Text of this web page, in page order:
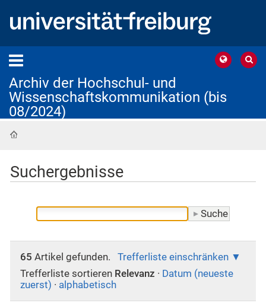
Archiv der Hochschul- und
Wissenschaftskommunikation (bis
08/2024)
Suchergebnisse
65 Artikel gefunden.
Trefferliste einschränken
Trefferliste sortieren Relevanz · Datum (neueste
zuerst) · alphabetisch